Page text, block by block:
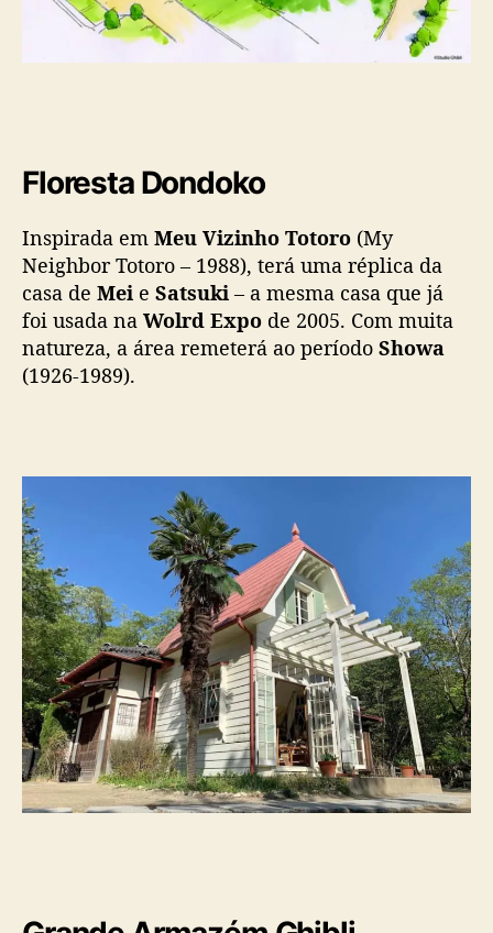
Floresta Dondoko
Inspirada em Meu Vizinho Totoro (My
Neighbor Totoro – 1988), terá uma réplica da
casa de Mei e Satsuki – a mesma casa que já
foi usada na Wolrd Expo de 2005. Com muita
natureza, a área remeterá ao período Showa
(1926-1989).